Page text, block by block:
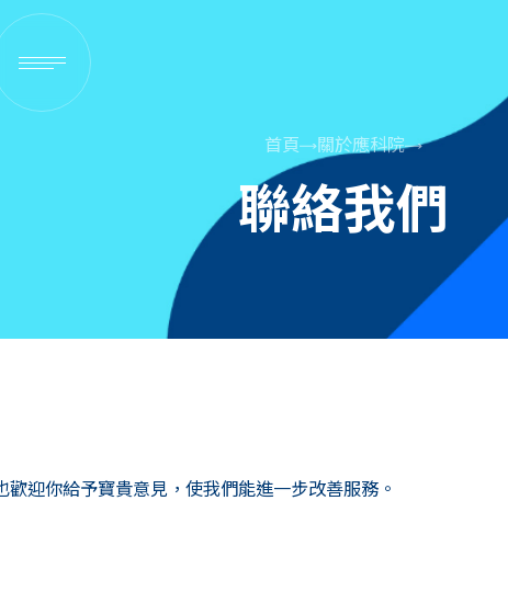
首頁 關於應科院
聯絡我們
迎你給予寶貴意見，使我們能進一步改善服務。